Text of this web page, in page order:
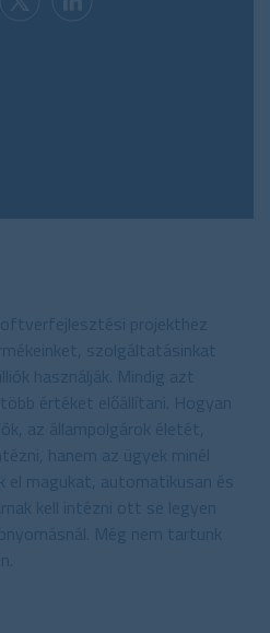
projekthez
szolgáltatásinkat
használják. Mindig azt
értéket előállítani. Hogyan
az állampolgárok életét,
hanem az ügyek minél
el magukat, automatikusan és
kell intézni ott se legyen
Még nem tartunk